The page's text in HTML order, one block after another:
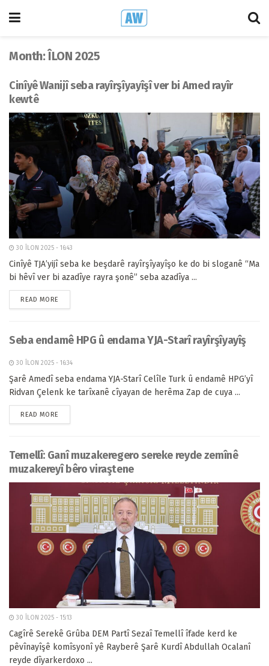
Month:ÎLON 2025
Cinîyê Wanijî seba rayîrşîyayîşî ver bi Amed rayîr
kewtê
30 ÎLON 2025 - 16:43
Cinîyê TJA’yijî seba ke beşdarê rayîrşîyayîşo ke do bi sloganê “Ma
bi hêvî ver bi azadîye rayra şonê” seba azadîya ...
READ MORE
Seba endamê HPG û endama YJA-Starî rayîrşîyayîş
30 ÎLON 2025 - 16:34
Şarê Amedî seba endama YJA-Starî Celîle Turk û endamê HPG’yî
Ridvan Çelenk ke tarîxanê cîyayan de herêma Zap de cuya ...
READ MORE
Temellî: Ganî muzakeregero sereke reyde zemînê
muzakereyî bêro viraştene
30 ÎLON 2025 - 15:13
Cagîrê Serekê Grûba DEM Partî Sezaî Temellî îfade kerd ke
pêvînayîşê komîsyonî yê Rayberê Şarê Kurdî Abdullah Ocalanî
reyde dîyarkerdoxo ...